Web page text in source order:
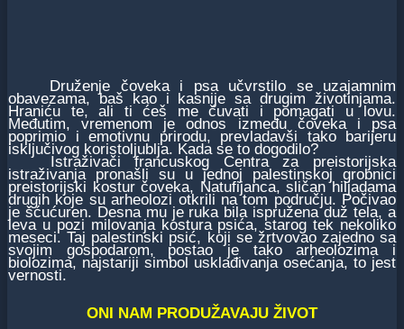
Druženje čoveka i psa učvrstilo se uzajamnim
obavezama, baš kao i kasnije sa drugim životinjama.
Hraniću te, ali ti ćeš me čuvati i pomagati u lovu.
Međutim, vremenom je odnos između čoveka i psa
poprimio i emotivnu prirodu, prevladavši tako barijeru
isključivog koristoljublja. Kada se to dogodilo?
Istraživači francuskog Centra za preistorijska
istraživanja pronašli su u jednoj palestinskoj grobnici
preistorijski kostur čoveka, Natufijanca, sličan hiljadama
drugih koje su arheolozi otkrili na tom području. Počivao
je šćućuren. Desna mu je ruka bila ispružena duž tela, a
leva u pozi milovanja kostura psića, starog tek nekoliko
meseci. Taj palestinski psić, koji se žrtvovao zajedno sa
svojim gospodarom, postao je tako arheolozima i
biolozima, najstariji simbol usklađivanja osećanja, to jest
vernosti.
ONI NAM PRODUŽAVAJU ŽIVOT